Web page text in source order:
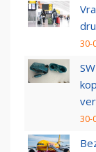
30-
30-